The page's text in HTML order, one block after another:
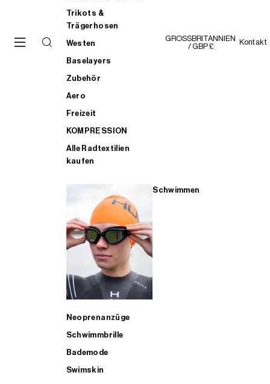
Trikots &
Trägerhosen
Westen
Baselayers
Zubehör
Aero
Freizeit
KOMPRESSION
Alle Radtextilien
kaufen
Schwimmen
Neoprenanzüge
Schwimmbrille
Bademode
Swimskin
GROSSBRITANNIEN
/ GBP £
Kontakt